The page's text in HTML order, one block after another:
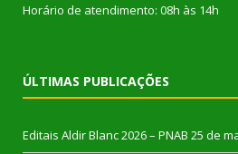
Horário de atendimento: 08h às 14h
ÚLTIMAS PUBLICAÇÕES
Editais Aldir Blanc 2026 – PNAB 25 de